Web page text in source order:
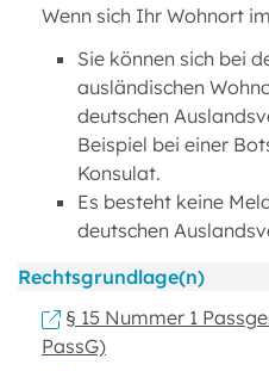
Wenn sich Ihr Wohnort
Sie können sich bei
ausländischen
deutschen
Beispiel bei einer
Konsulat.
Es besteht keine
deutschen
Rechtsgrundlage(n)
§ 15 Nummer 1
PassG)